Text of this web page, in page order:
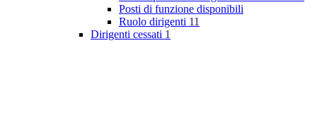
Posti di funzione disponibili
Ruolo dirigenti 11
Dirigenti cessati 1